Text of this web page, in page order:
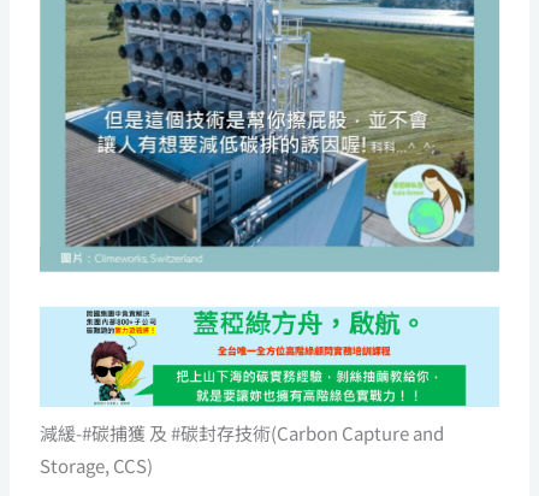
減緩-#碳捕獲 及 #碳封存技術(Carbon Capture and
Storage, CCS)